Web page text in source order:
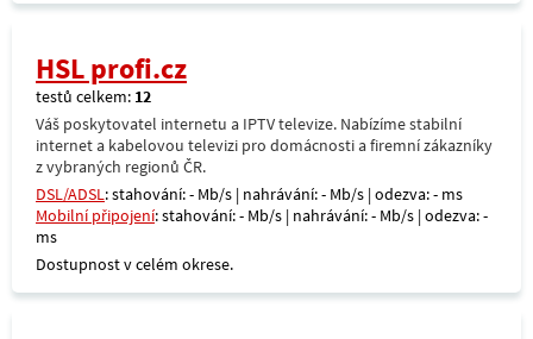
HSL profi.cz
testů celkem: 12
Váš poskytovatel internetu a IPTV televize. Nabízíme stabilní
internet a kabelovou televizi pro domácnosti a firemní zákazníky
z vybraných regionů ČR.
DSL/ADSL: stahování: - Mb/s | nahrávání: - Mb/s | odezva: - ms
Mobilní připojení: stahování: - Mb/s | nahrávání: - Mb/s | odezva: -
ms
Dostupnost v celém okrese.